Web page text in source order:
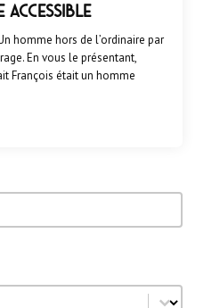
accessible
homme hors de l’ordinaire par
En vous le présentant,
François était un homme